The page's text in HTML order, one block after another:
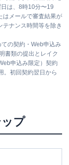
は、8時10分〜19
はメールで審査結果が
ナンス時間等を除き
の契約・Web申込み
書類の提出とレイク
申込み限定）契約
。初回契約翌日から
プ